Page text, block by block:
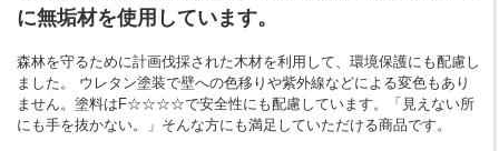
に無垢材を使用しています。
森林を守るために計画伐採された木材を利用して、環境保護にも配慮し
ました。 ウレタン塗装で壁への色移りや紫外線などによる変色もあり
ません。塗料はF☆☆☆☆で安全性にも配慮しています。「見えない所
にも手を抜かない。」そんな方にも満足していただける商品です。